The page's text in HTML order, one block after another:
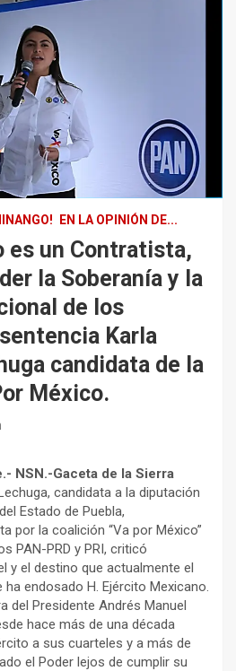
EN LA OPINIÓN DE...
es un Contratista,
la Soberanía y la
de los
Karla
candidata de la
México.
NSN.-Gaceta de la Sierra
candidata a la diputación
Estado de Puebla,
por la coalición “Va por México”
PAN-PRD y PRI, criticó
y el destino que actualmente el
ha endosado H. Ejército Mexicano.
del Presidente Andrés Manuel
hace más de una década
a sus cuarteles y a más de
el Poder lejos de cumplir su